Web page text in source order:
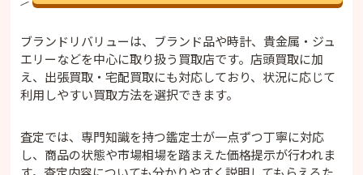
ブランドリバリューは、ブランド品や時計、貴金属・ジュ
エリーなどを中心に取り扱う買取店です。店頭買取に加
え、出張買取・宅配買取にも対応しており、状況に応じて
利用しやすい買取方法を選択できます。
査定では、専門知識を持つ鑑定士が一点ずつ丁寧に対応
し、商品の状態や市場相場を踏まえた価格提示が行われま